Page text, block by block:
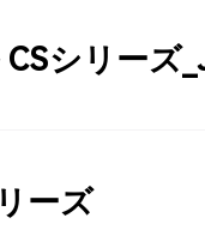
シリーズ
ーズ